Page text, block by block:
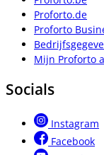
Proforto.de
Proforto
Mijn Proforto
Socials
Instagram
Facebook